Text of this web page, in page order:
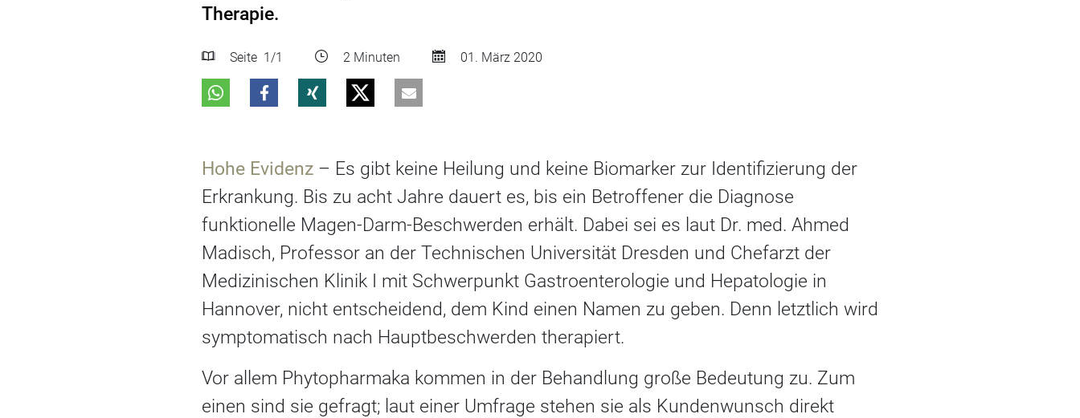
Therapie.
Seite 1/1 2 Minuten 01. März 2020
Hohe Evidenz – Es gibt keine Heilung und keine Biomarker zur Identifizierung der
Erkrankung. Bis zu acht Jahre dauert es, bis ein Betroffener die Diagnose
funktionelle Magen-Darm-Beschwerden erhält. Dabei sei es laut Dr. med. Ahmed
Madisch, Professor an der Technischen Universität Dresden und Chefarzt der
Medizinischen Klinik I mit Schwerpunkt Gastroenterologie und He­patologie in
Hannover, nicht entscheidend, dem Kind einen Namen zu geben. Denn letztlich wird
symptomatisch nach Hauptbeschwerden therapiert.
Vor allem Phytopharmaka kommen in der Behandlung große Bedeutung zu. Zum
einen sind sie gefragt; laut einer Umfrage stehen sie als Kundenwunsch direkt